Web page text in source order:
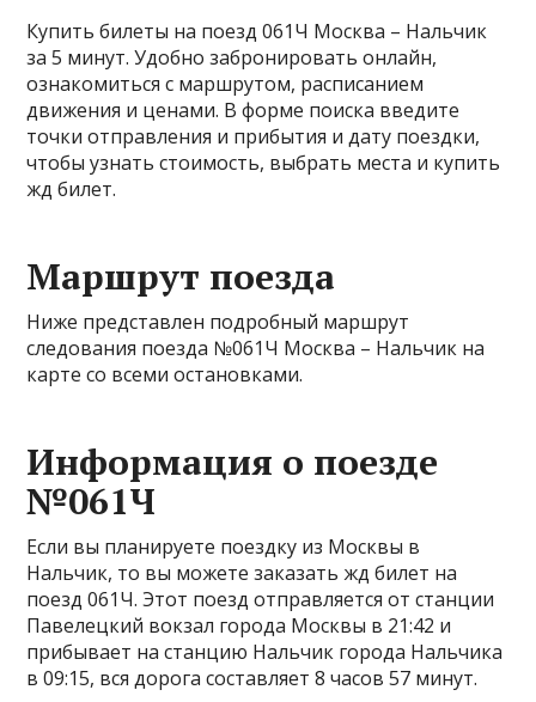
Купить билеты на поезд 061Ч Москва – Нальчик
за 5 минут. Удобно забронировать онлайн,
ознакомиться с маршрутом, расписанием
движения и ценами. В форме поиска введите
точки отправления и прибытия и дату поездки,
чтобы узнать стоимость, выбрать места и купить
жд билет.
Маршрут поезда
Ниже представлен подробный маршрут
следования поезда №061Ч Москва – Нальчик на
карте со всеми остановками.
Информация о поезде
№061Ч
Если вы планируете поездку из Москвы в
Нальчик, то вы можете заказать жд билет на
поезд 061Ч. Этот поезд отправляется от станции
Павелецкий вокзал города Москвы в 21:42 и
прибывает на станцию Нальчик города Нальчика
в 09:15, вся дорога составляет 8 часов 57 минут.